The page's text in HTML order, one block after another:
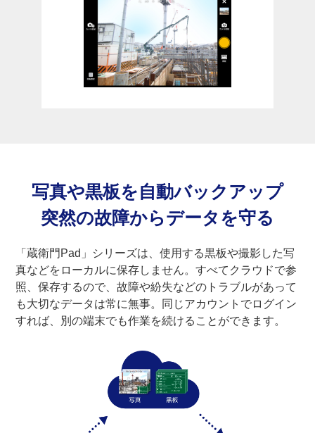
写真や黒板を自動バックアップ
突然の故障からデータを守る
「蔵衛門Pad」シリーズは、使用する黒板や撮影した写
真などをローカルに保存しません。すべてクラウドで参
照、保存するので、故障や紛失などのトラブルがあって
も大切なデータは常に無事。同じアカウントでログイン
すれば、別の端末でも作業を続けることができます。